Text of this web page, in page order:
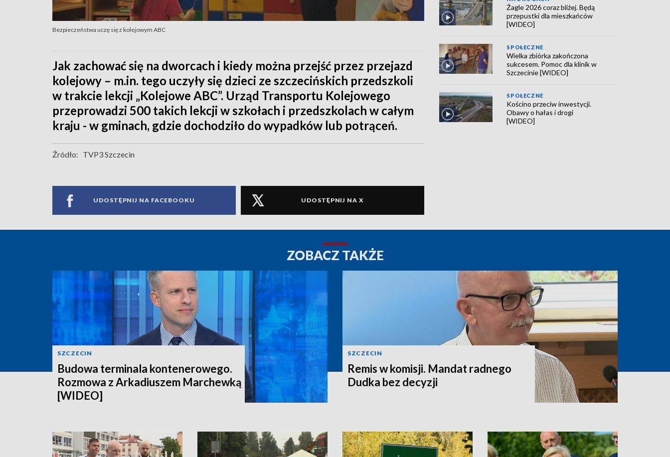
Bezpieczeństwa uczę się z kolejowym ABC
Jak zachować się na dworcach i kiedy można przejść przez przejazd
kolejowy – m.in. tego uczyły się dzieci ze szczecińskich przedszkoli
w trakcie lekcji „Kolejowe ABC”. Urząd Transportu Kolejowego
przeprowadzi 500 takich lekcji w szkołach i przedszkolach w całym
kraju - w gminach, gdzie dochodziło do wypadków lub potrąceń.
Źródło: TVP3 Szczecin
UDOSTĘPNIJ NA FACEBOOKU UDOSTĘPNIJ NA X
Żagle 2026 coraz bliżej. Będą
przepustki dla mieszkańców
[WIDEO]
SPOŁECZNE
Wielka zbiórka zakończona
sukcesem. Pomoc dla klinik w
Szczecinie [WIDEO]
SPOŁECZNE
Kościno przeciw inwestycji.
Obawy o hałas i drogi
[WIDEO]
ZOBACZ TAKŻE
SZCZECIN
Budowa terminala kontenerowego.
Rozmowa z Arkadiuszem Marchewką
[WIDEO]
SZCZECIN
Remis w komisji. Mandat radnego
Dudka bez decyzji